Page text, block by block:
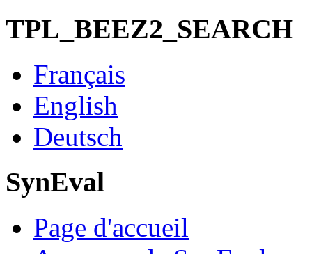
TPL_BEEZ2_SEARCH
Français
English
Deutsch
SynEval
Page d'accueil